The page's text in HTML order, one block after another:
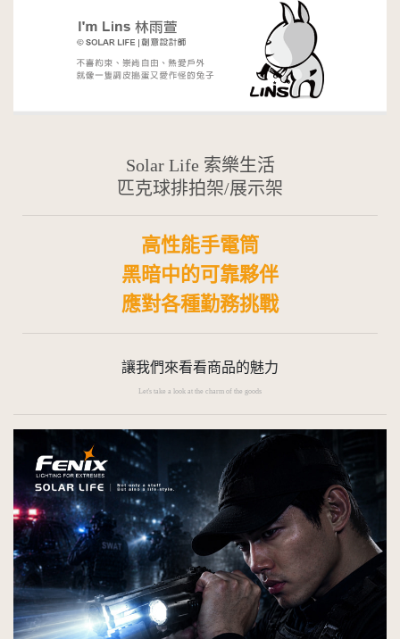
Solar Life 索樂生活
匹克球排拍架/展示架
高性能手電筒
黑暗中的可靠夥伴
應對各種勤務挑戰
讓我們來看看商品的魅力
Let's take a look at the charm of the goods